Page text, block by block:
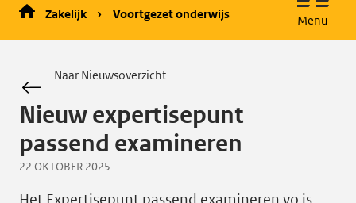
inhoudZakelijk Voortgezet onderwijs Menu
Naar Nieuwsoverzicht
Nieuw expertisepunt
passend examineren
22 OKTOBER 2025